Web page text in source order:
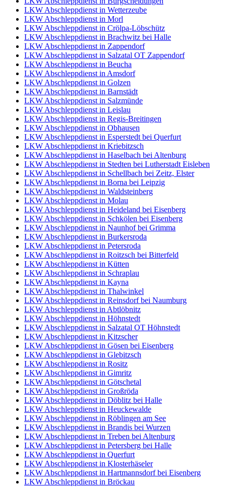
LKW Abschleppdienst in Wetterzeube
LKW Abschleppdienst in Morl
LKW Abschleppdienst in Crölpa-Löbschütz
LKW Abschleppdienst in Brachwitz bei Halle
LKW Abschleppdienst in Zappendorf
LKW Abschleppdienst in Salzatal OT Zappendorf
LKW Abschleppdienst in Beucha
LKW Abschleppdienst in Amsdorf
LKW Abschleppdienst in Golzen
LKW Abschleppdienst in Barnstädt
LKW Abschleppdienst in Salzmünde
LKW Abschleppdienst in Leislau
LKW Abschleppdienst in Regis-Breitingen
LKW Abschleppdienst in Obhausen
LKW Abschleppdienst in Esperstedt bei Querfurt
LKW Abschleppdienst in Kriebitzsch
LKW Abschleppdienst in Haselbach bei Altenburg
LKW Abschleppdienst in Stedten bei Lutherstadt Eisleben
LKW Abschleppdienst in Schellbach bei Zeitz, Elster
LKW Abschleppdienst in Borna bei Leipzig
LKW Abschleppdienst in Waldsteinberg
LKW Abschleppdienst in Molau
LKW Abschleppdienst in Heideland bei Eisenberg
LKW Abschleppdienst in Schkölen bei Eisenberg
LKW Abschleppdienst in Naunhof bei Grimma
LKW Abschleppdienst in Burkersroda
LKW Abschleppdienst in Petersroda
LKW Abschleppdienst in Roitzsch bei Bitterfeld
LKW Abschleppdienst in Kütten
LKW Abschleppdienst in Schraplau
LKW Abschleppdienst in Kayna
LKW Abschleppdienst in Thalwinkel
LKW Abschleppdienst in Reinsdorf bei Naumburg
LKW Abschleppdienst in Abtlöbnitz
LKW Abschleppdienst in Höhnstedt
LKW Abschleppdienst in Salzatal OT Höhnstedt
LKW Abschleppdienst in Kitzscher
LKW Abschleppdienst in Gösen bei Eisenberg
LKW Abschleppdienst in Glebitzsch
LKW Abschleppdienst in Rositz
LKW Abschleppdienst in Gimritz
LKW Abschleppdienst in Götschetal
LKW Abschleppdienst in Großröda
LKW Abschleppdienst in Döblitz bei Halle
LKW Abschleppdienst in Heuckewalde
LKW Abschleppdienst in Röblingen am See
LKW Abschleppdienst in Brandis bei Wurzen
LKW Abschleppdienst in Treben bei Altenburg
LKW Abschleppdienst in Petersberg bei Halle
LKW Abschleppdienst in Querfurt
LKW Abschleppdienst in Klosterhäseler
LKW Abschleppdienst in Hartmannsdorf bei Eisenberg
LKW Abschleppdienst in Bröckau